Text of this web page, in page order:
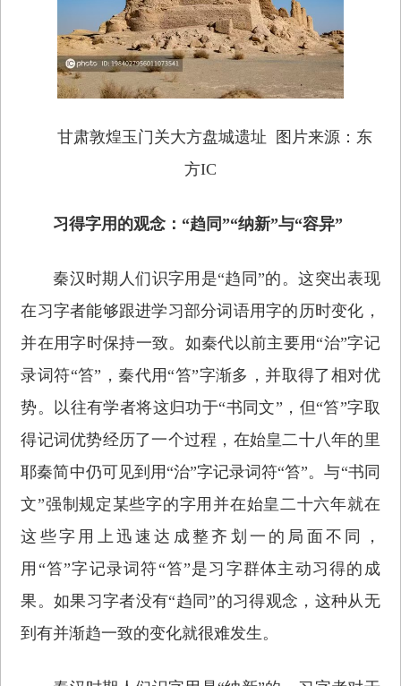
甘肃敦煌玉门关大方盘城遗址 图片来源：东
方IC
习得字用的观念：“趋同”“纳新”与“容异”
秦汉时期人们识字用是“趋同”的。这突出表现
在习字者能够跟进学习部分词语用字的历时变化，
并在用字时保持一致。如秦代以前主要用“治”字记
录词符“笞”，秦代用“笞”字渐多，并取得了相对优
势。以往有学者将这归功于“书同文”，但“笞”字取
得记词优势经历了一个过程，在始皇二十八年的里
耶秦简中仍可见到用“治”字记录词符“笞”。与“书同
文”强制规定某些字的字用并在始皇二十六年就在
这些字用上迅速达成整齐划一的局面不同，
用“笞”字记录词符“笞”是习字群体主动习得的成
果。如果习字者没有“趋同”的习得观念，这种从无
到有并渐趋一致的变化就很难发生。